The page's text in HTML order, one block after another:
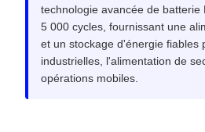
technologie avancée de batterie
5 000 cycles, fournissant une
et un stockage d'énergie fiables
industrielles, l'alimentation de
opérations mobiles.